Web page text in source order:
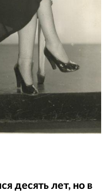
десять лет, но в